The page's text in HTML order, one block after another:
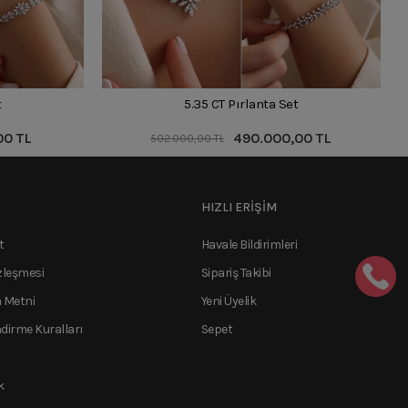
TL
5.35 CT Pırlanta Set
502.000,00 TL 490.000,00 TL
Metni
Kuralları
HIZLI ERİŞİM
Havale Bildirimleri
Sipariş Takibi
Yeni Üyelik
Sepet